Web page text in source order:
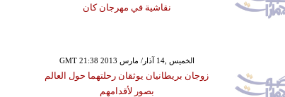
نقاشية في مهرجان كان
GMT 21:38 2013 الخميس ,14 آذار/ مارس
زوجان بريطانيان يوثقان رحلتهما حول العالم
بصور لأقدامهم